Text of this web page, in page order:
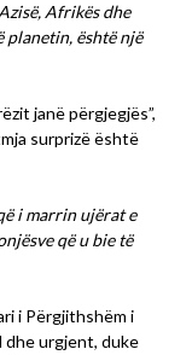
Afrikës dhe
planetin, është një
janë përgjegjës”,
surprizë është
i marrin ujërat e
që u bie të
i Përgjithshëm i
urgjent, duke